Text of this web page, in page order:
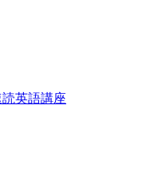
英語講座